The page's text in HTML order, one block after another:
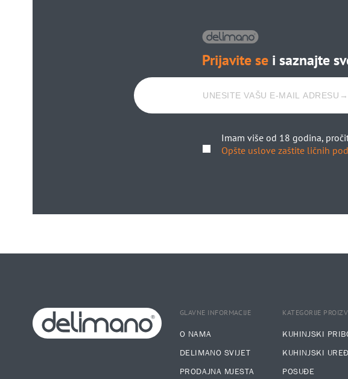
Prijavite sei saznajte
Imam više od 18 godina,
Opšte uslove zaštite ličnih
GLAVNE INFORMACIJE
O NAMA
DELIMANO SVIJET
PRODAJNA MJESTA
KATEGORIJE
KUHINJSKI
KUHINJSKI
POSUĐE